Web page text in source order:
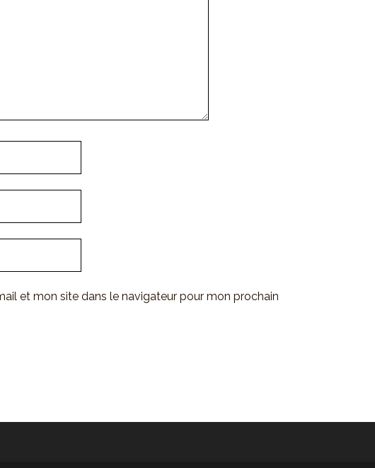
et mon site dans le navigateur pour mon prochain